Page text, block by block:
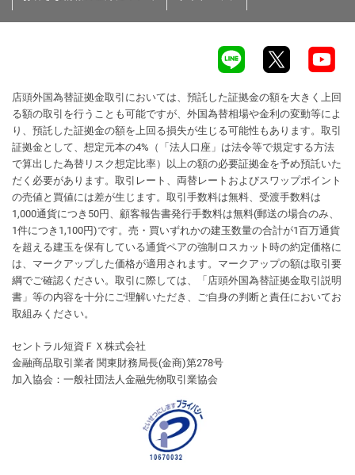
店頭外国為替証拠金取引においては、預託した証拠金の額を大きく上回
る額の取引を行うことも可能ですが、外国為替相場や金利の変動等によ
り、預託した証拠金の額を上回る損失が生じる可能性もあります。取引
証拠金として、想定元本の4%（「法人口座」は法令等で規定する方法
で算出した為替リスク想定比率）以上の額の必要証拠金を予め預託いた
だく必要があります。取引レート、両替レートおよびスワップポイント
の売値と買値には差が生じます。取引手数料は無料、受渡手数料は
1,000通貨につき50円、顧客報告書発行手数料は無料(郵送の場合のみ、
1件につき1,100円)です。売・買いずれかの建玉数量の合計が1百万通貨
を超える建玉を保有している通貨ペアの強制ロスカット時の約定価格に
は、マークアップした価格が適用されます。マークアップの額は取引要
綱でご確認ください。取引に際しては、「店頭外国為替証拠金取引説明
書」等の内容を十分にご理解いただき、ご自身の判断と責任においてお
取組みください。
セントラル短資ＦＸ株式会社
金融商品取引業者 関東財務局長(金商)第278号
加入協会：一般社団法人金融先物取引業協会